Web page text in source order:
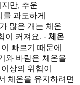
만, 추운
과도하게
많은 개는 체온
이 커져요. - 체온
빠르기 때문에
와 바람은 체온을
상의 위험이
체온을 유지하려면